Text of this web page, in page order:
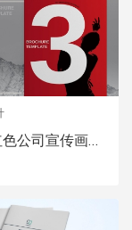
公司宣传画册